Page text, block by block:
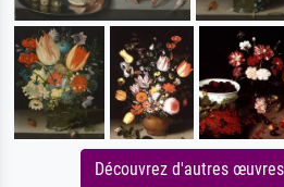
Découvrez d'autres